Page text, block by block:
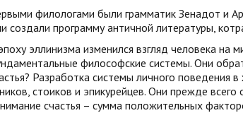
филологами были грамматик Зенадот и
создали программу античной литературы,
эллинизма изменился взгляд человека на
философские системы. Они
Разработка системы личного поведения
стоиков и эпикурейцев. Они прежде
счастья – сумма положительных